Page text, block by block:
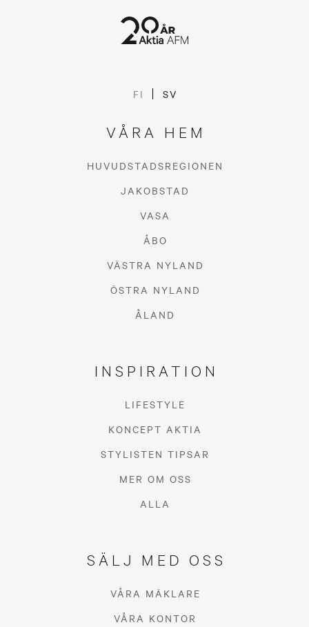
FI SV
VÅRA HEM
HUVUDSTADSREGIONEN
JAKOBSTAD
VASA
ÅBO
VÄSTRA NYLAND
ÖSTRA NYLAND
ÅLAND
INSPIRATION
LIFESTYLE
KONCEPT AKTIA
STYLISTEN TIPSAR
MER OM OSS
ALLA
SÄLJ MED OSS
VÅRA MÄKLARE
VÅRA KONTOR